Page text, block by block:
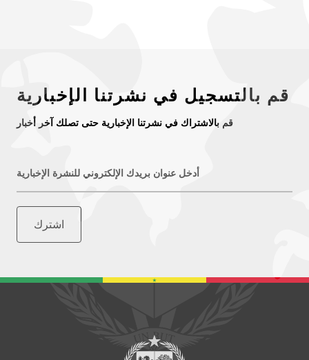
قم بالتسجيل في نشرتنا الإخبارية
قم بالاشتراك في نشرتنا الإخبارية حتى تصلك آخر أخبار
أدخل عنوان بريدك الإلكتروني للنشرة الإخبارية
اشترك